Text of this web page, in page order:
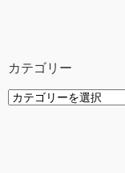
カテゴリー
カ